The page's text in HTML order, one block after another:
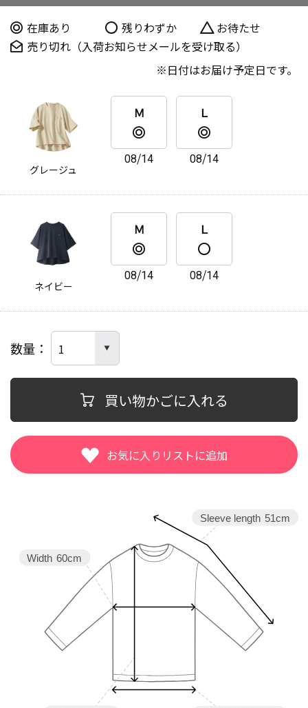
在庫あり 残りわずか
お待たせ
売り切れ（入荷お知らせメールを受け取る）
日付はお届け予定日です。
グレージュ
Ｍ
08/14
Ｌ
08/14
ネイビー
Ｍ
08/14
Ｌ
08/14
数量
買い物かごに入れる
Sleeve length 51cm
Width 60cm